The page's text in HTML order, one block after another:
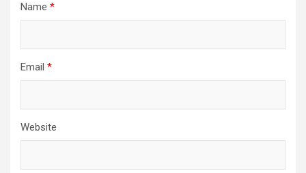
Name *
Email *
Website